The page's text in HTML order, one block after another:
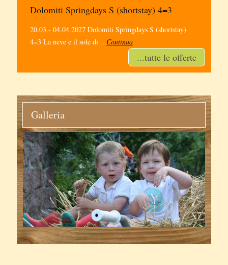
Dolomiti Springdays S (shortstay) 4=3
20.03.- 04.04.2027 Dolomiti Springdays S (shortstay)
4=3 La neve e il sole di ...Continua
...tutte le offerte
Galleria